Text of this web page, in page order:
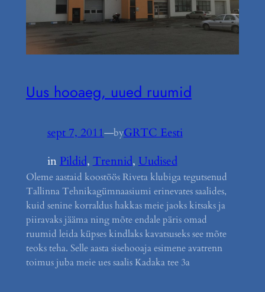
Uus hooaeg, uued ruumid
sept 7, 2011—byGRTC Eesti
in Pildid, Trennid, Uudised
Oleme aastaid koostöös Riveta klubiga tegutsenud
Tallinna Tehnikagümnaasiumi erinevates saalides,
kuid senine korraldus hakkas meie jaoks kitsaks ja
piiravaks jääma ning mõte endale päris omad
ruumid leida küpses kindlaks kavatsuseks see mõte
teoks teha. Selle aasta sisehooaja esimene avatrenn
toimus juba meie ues saalis Kadaka tee 3a